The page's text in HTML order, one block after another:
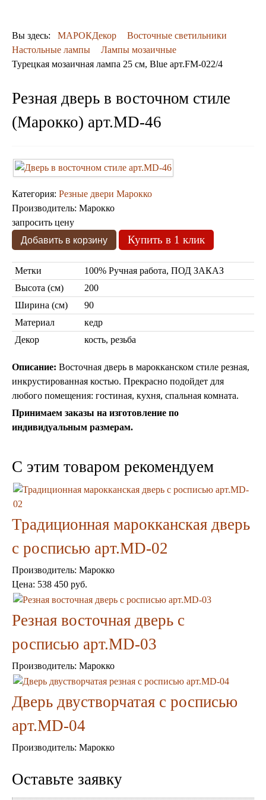
Люстры из мозаики
Люстры со стеклом
Бра
Бра из мозаики
Бра со стеклом
Настольные лампы
Марокканские Мозаичные
Марокканские лампы
Торшеры
Марокканские Мозаичные
Торшеры Марокко
Торшеры со стеклом
Светильники в хамам
Светильники потолочные
Светильники для кафе и ресторанов
Светильники дизайнерские
Светильники Лофт
Люстры для мечети
Фонари
Абажуры
Столы и столики
Пуфы и стулья
КОНТАКТЫ
Вы здесь: МАРОКДекор
Восточные светильники
Настольные лампы
Лампы мозаичные
Турецкая мозаичная лампа 25 см, Blue арт.FM-022/4
Резная дверь в восточном стиле
(Марокко) арт.MD-46
Категория: Резные двери Марокко
Производитель: Марокко
запросить цену
Купить в 1 клик
Метки
100% Ручная работа, ПОД ЗАКАЗ
Высота (см)
200
Ширина (см)
90
Материал
кедр
Декор
кость, резьба
Описание: Восточная дверь в марокканском стиле резная,
инкрустированная костью. Прекрасно подойдет для
любого помещения: гостиная, кухня, спальная комната.
Принимаем заказы на изготовление по
индивидуальным размерам.
C этим товаром рекомендуем
Традиционная марокканская дверь
с росписью арт.MD-02
Производитель: Марокко
Цена: 538 450 руб.
Резная восточная дверь с
росписью арт.MD-03
Производитель: Марокко
Дверь двустворчатая с росписью
арт.MD-04
Производитель: Марокко
Оставьте заявку